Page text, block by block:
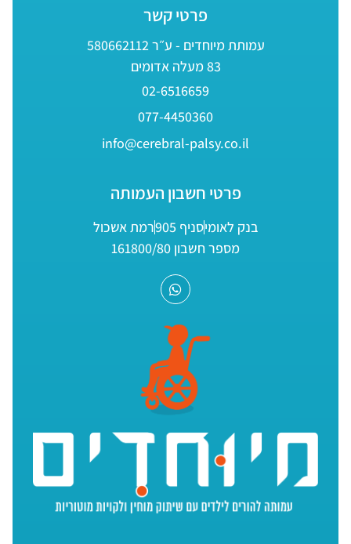
פרטי קשר
עמותת מיוחדים - ע״ר 580662112
83 מעלה אדומים
02-6516659
077-4450360
info@cerebral-palsy.co.il
פרטי חשבון העמותה
בנק לאומיסניף 905
רמת אשכול
מספר חשבון 161800/80